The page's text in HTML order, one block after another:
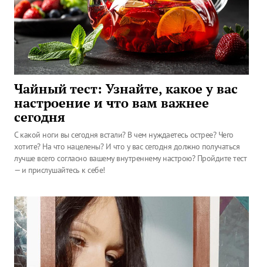
Чайный тест: Узнайте, какое у вас
настроение и что вам важнее
сегодня
С какой ноги вы сегодня встали? В чем нуждаетесь острее? Чего
хотите? На что нацелены? И что у вас сегодня должно получаться
лучше всего согласно вашему внутреннему настрою? Пройдите тест
— и прислушайтесь к себе!